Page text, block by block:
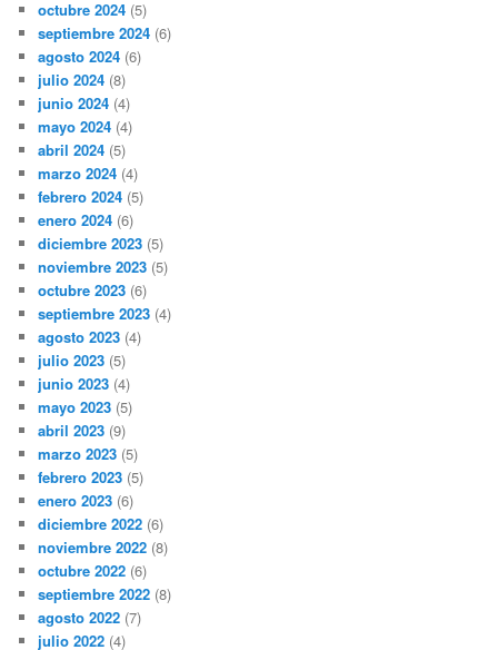
octubre 2024 (5)
septiembre 2024 (6)
agosto 2024 (6)
julio 2024 (8)
junio 2024 (4)
mayo 2024 (4)
abril 2024 (5)
marzo 2024 (4)
febrero 2024 (5)
enero 2024 (6)
diciembre 2023 (5)
noviembre 2023 (5)
octubre 2023 (6)
septiembre 2023 (4)
agosto 2023 (4)
julio 2023 (5)
junio 2023 (4)
mayo 2023 (5)
abril 2023 (9)
marzo 2023 (5)
febrero 2023 (5)
enero 2023 (6)
diciembre 2022 (6)
noviembre 2022 (8)
octubre 2022 (6)
septiembre 2022 (8)
agosto 2022 (7)
julio 2022 (4)